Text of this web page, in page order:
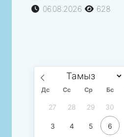
06.08.2026
628
Дс Сc Ср Бс
27 28 29 30
3 4 5 6